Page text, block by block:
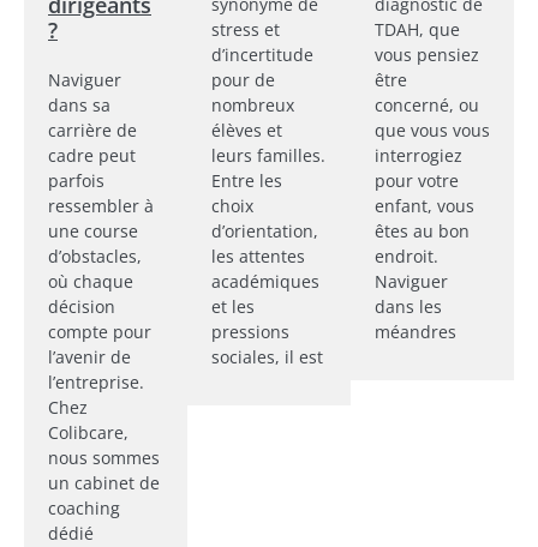
?
Naviguer
dans sa
carrière de
cadre peut
parfois
ressembler à
une course
d’obstacles,
où chaque
décision
compte pour
l’avenir de
l’entreprise.
Chez
Colibcare,
nous sommes
un cabinet de
coaching
dédié
synonyme de
stress et
d’incertitude
pour de
nombreux
élèves et
leurs familles.
Entre les
choix
d’orientation,
les attentes
académiques
et les
pressions
sociales, il est
diagnostic de
TDAH, que
vous pensiez
être
concerné, ou
que vous vous
interrogiez
pour votre
enfant, vous
êtes au bon
endroit.
Naviguer
dans les
méandres